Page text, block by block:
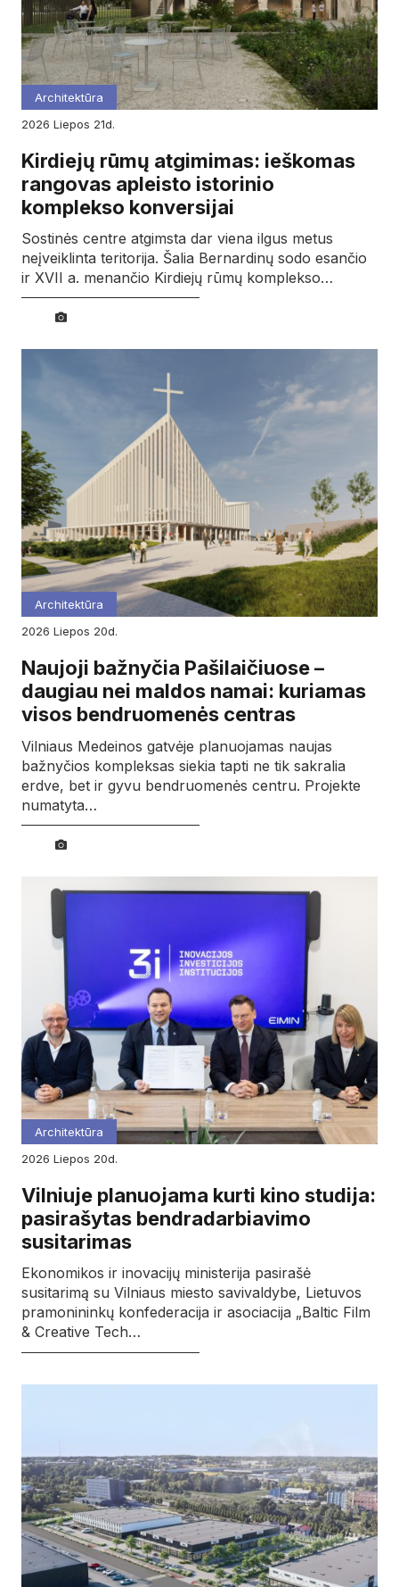
Architektūra
2026
liepos 21d.
Kirdiejų rūmų atgimimas: ieškomas
rangovas apleisto istorinio
komplekso konversijai
Sostinės centre atgimsta dar viena ilgus metus
neįveiklinta teritorija. Šalia Bernardinų sodo esančio
ir XVII a. menančio Kirdiejų rūmų komplekso…
Architektūra
2026
liepos 20d.
Naujoji bažnyčia Pašilaičiuose –
daugiau nei maldos namai: kuriamas
visos bendruomenės centras
Vilniaus Medeinos gatvėje planuojamas naujas
bažnyčios kompleksas siekia tapti ne tik sakralia
erdve, bet ir gyvu bendruomenės centru. Projekte
numatyta…
Architektūra
2026
liepos 20d.
Vilniuje planuojama kurti kino studija:
pasirašytas bendradarbiavimo
susitarimas
Ekonomikos ir inovacijų ministerija pasirašė
susitarimą su Vilniaus miesto savivaldybe, Lietuvos
pramonininkų konfederacija ir asociacija „Baltic Film
& Creative Tech…